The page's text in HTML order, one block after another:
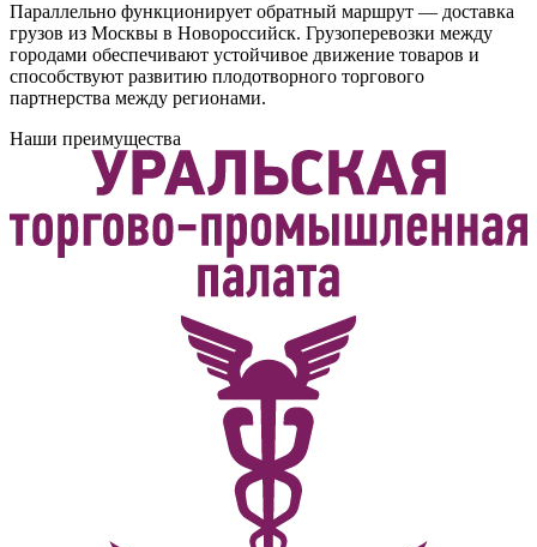
Параллельно функционирует обратный маршрут — доставка
грузов из Москвы в Новороссийск. Грузоперевозки между
городами обеспечивают устойчивое движение товаров и
способствуют развитию плодотворного торгового
партнерства между регионами.
Наши преимущества